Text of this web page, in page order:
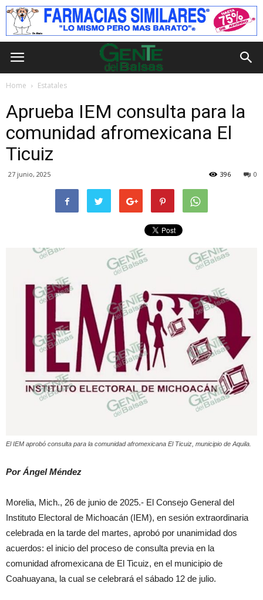
Home Estatales
Aprueba IEM consulta para la
comunidad afromexicana El
Ticuiz
27 junio, 2025 0
396
El IEM aprobó consulta para la comunidad afromexicana El Ticuiz, municipio de Aquila.
Por Ángel Méndez
Morelia, Mich., 26 de junio de 2025.- El Consejo General del
Instituto Electoral de Michoacán (IEM), en sesión extraordinaria
celebrada en la tarde del martes, aprobó por unanimidad dos
acuerdos: el inicio del proceso de consulta previa en la
comunidad afromexicana de El Ticuiz, en el municipio de
Coahuayana, la cual se celebrará el sábado 12 de julio.